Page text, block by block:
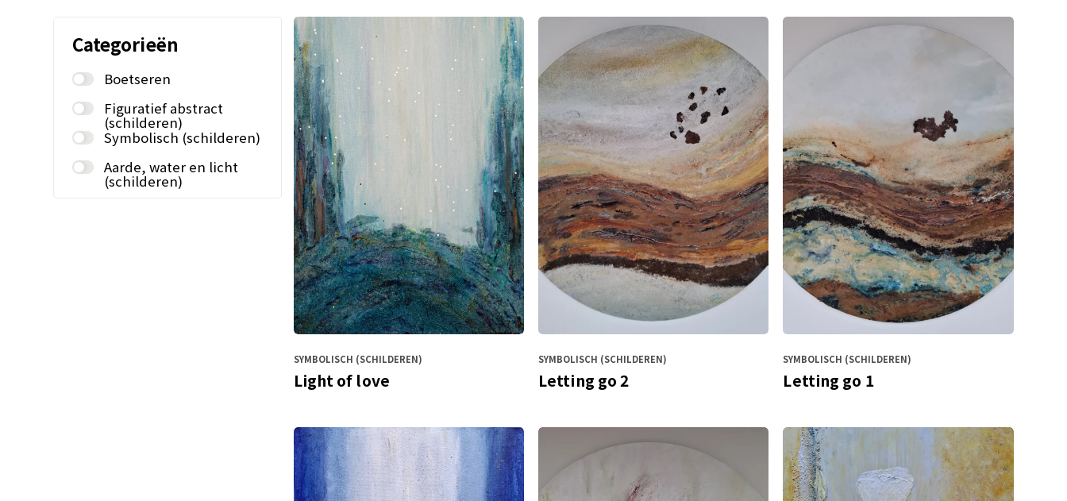
Categorieën
Boetseren
Figuratief abstract
(schilderen)
Symbolisch (schilderen)
Aarde, water en licht
(schilderen)
SYMBOLISCH (SCHILDEREN)
Light of love
SYMBOLISCH (SCHILDEREN)
Letting go 2
SYMBOLISCH (SCHILDEREN)
Letting go 1